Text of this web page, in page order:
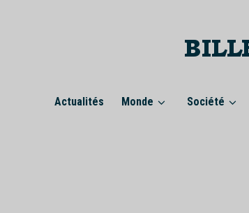
Actualités Monde Société